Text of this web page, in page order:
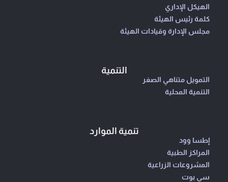
الهيكل الإداري
كلمة رئيس الهيئة
مجلس الإدارة وقيادات الهيئة
التنمية
التمويل متناهي الصغر
التنمية المحلية
تنمية الموارد
إطسا وود
المراكز الطبية
المشروعات الزراعية
سي بوت